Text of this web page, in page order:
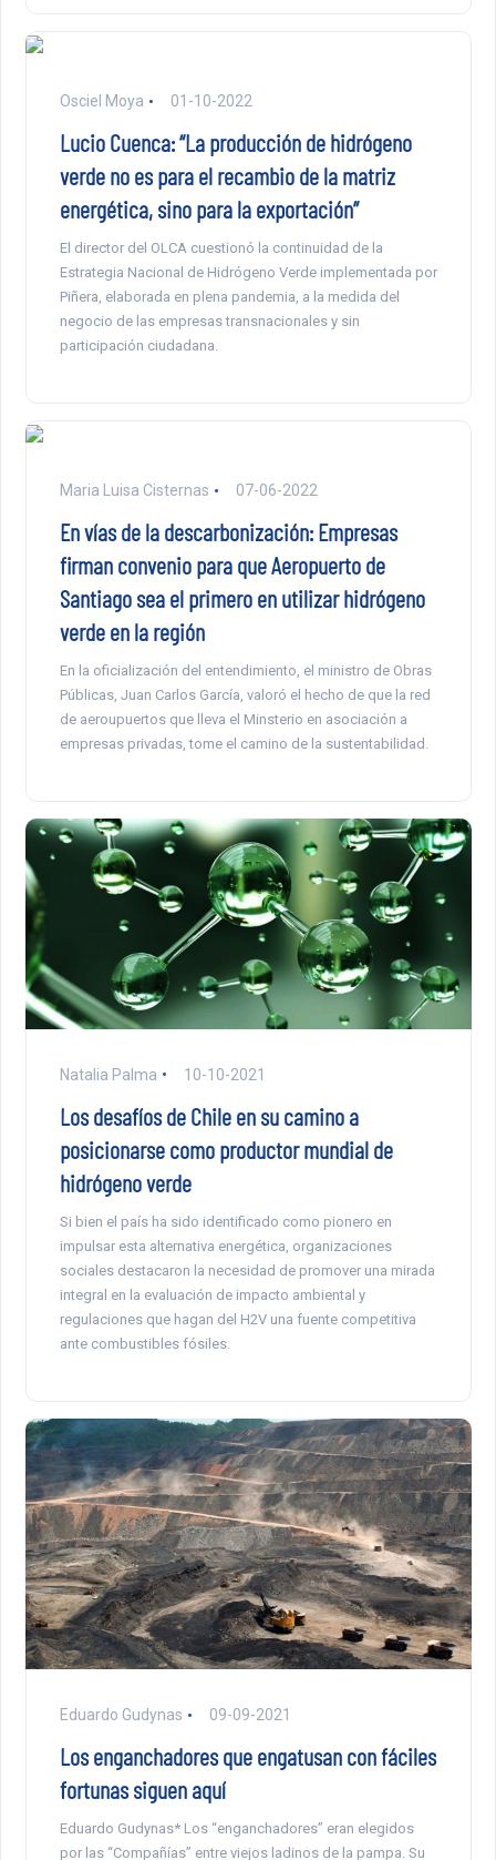
Osciel Moya 01-10-2022
Lucio Cuenca: “La producción de hidrógeno
verde no es para el recambio de la matriz
energética, sino para la exportación”
El director del OLCA cuestionó la continuidad de la
Estrategia Nacional de Hidrógeno Verde implementada por
Piñera, elaborada en plena pandemia, a la medida del
negocio de las empresas transnacionales y sin
participación ciudadana.
Maria Luisa Cisternas 07-06-2022
En vías de la descarbonización: Empresas
firman convenio para que Aeropuerto de
Santiago sea el primero en utilizar hidrógeno
verde en la región
En la oficialización del entendimiento, el ministro de Obras
Públicas, Juan Carlos García, valoró el hecho de que la red
de aeroupuertos que lleva el Minsterio en asociación a
empresas privadas, tome el camino de la sustentabilidad.
Natalia Palma 10-10-2021
Los desafíos de Chile en su camino a
posicionarse como productor mundial de
hidrógeno verde
Si bien el país ha sido identificado como pionero en
impulsar esta alternativa energética, organizaciones
sociales destacaron la necesidad de promover una mirada
integral en la evaluación de impacto ambiental y
regulaciones que hagan del H2V una fuente competitiva
ante combustibles fósiles.
Eduardo Gudynas 09-09-2021
Los enganchadores que engatusan con fáciles
fortunas siguen aquí
Eduardo Gudynas* Los “enganchadores” eran elegidos
por las “Compañías” entre viejos ladinos de la pampa. Su